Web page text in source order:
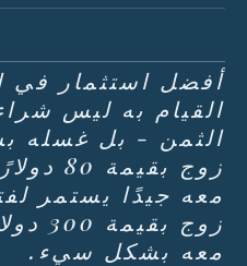
أفضل استثمار في
القيام به ليس
الثمن - بل غسله
زوج
معه جيدًا يستمر
زوج
معه بشكل سيء.